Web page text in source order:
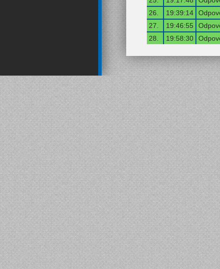
26.
19:39:14
27.
19:46:55
28.
19:58:30